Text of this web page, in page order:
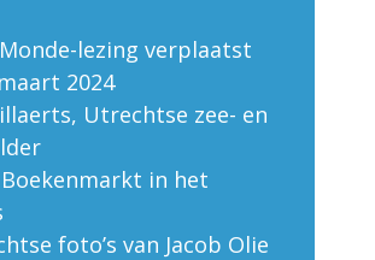
lezing verplaatst
2024
Utrechtse zee- en
in het
foto’s van Jacob Olie